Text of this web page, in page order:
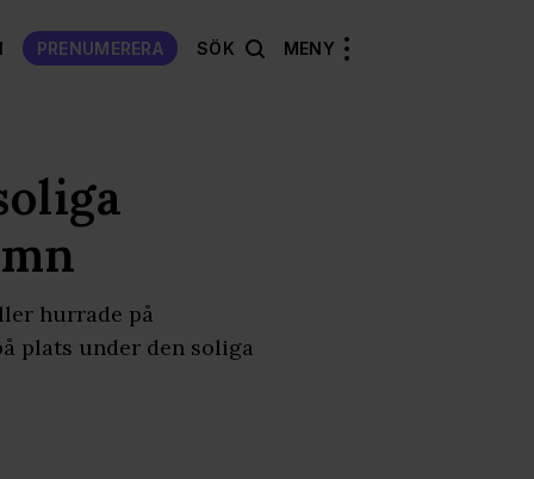
PRENUMERERA SÖK MENY
hurrade på
plats under den soliga